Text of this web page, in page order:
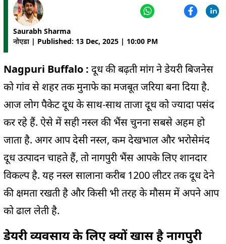
Saurabh Sharma
नोएडा | Published: 13 Dec, 2025 | 10:00 PM
Nagpuri Buffalo : दूध की बढ़ती मांग ने डेयरी बिजनेस
को गांव से शहर तक मुनाफे का मजबूत जरिया बना दिया है.
आज लोग पैकेट दूध के साथ-साथ ताजा दूध को ज्यादा पसंद
कर रहे हैं. ऐसे में सही नस्ल की भैंस चुनना सबसे अहम हो
जाता है. अगर आप देसी नस्ल, कम देखभाल और भरोसेमंद
दूध उत्पादन चाहते हैं, तो नागपुरी भैंस आपके लिए शानदार
विकल्प है. यह नस्ल सालाना करीब 1200 लीटर तक दूध देने
की क्षमता रखती है और किसी भी तरह के मौसम में अपने आप
को ढाल लेती है.
डेयरी व्यवसाय के लिए क्यों खास है नागपुरी